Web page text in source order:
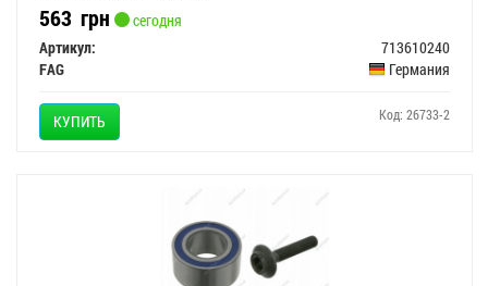
563 грн
сегодня
Артикул:
713610240
FAG
Германия
КУПИТЬ Код: 26733-2